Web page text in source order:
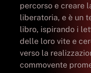
percorso e creare
liberatoria, e è un
libro, ispirando i
delle loro vite e
verso la
commovente